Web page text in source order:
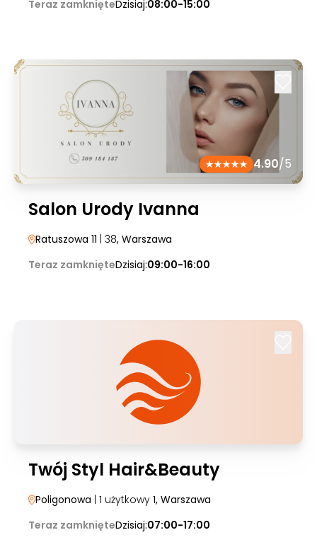
Teraz zamknięteDzisiaj:08:00-15:00
4.90/5
Salon Urody Ivanna
Ratuszowa 11 | 38, Warszawa
Teraz zamknięteDzisiaj:09:00-16:00
Twój Styl Hair&Beauty
Poligonowa | 1 użytkowy 1, Warszawa
Teraz zamknięteDzisiaj:07:00-17:00